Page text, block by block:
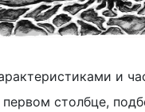
и
столбце,